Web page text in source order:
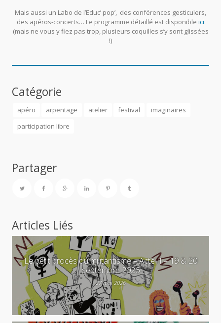
Mais aussi un Labo de l’Educ’ pop’, des conférences gesticulers,
des apéros-concerts… Le programme détaillé est disponible ici
(mais ne vous y fiez pas trop, plusieurs coquilles s’y sont glissées
!)
Catégorie
apéro arpentage atelier festival
imaginaires
participation libre
Partager
Articles Liés
Le petit procès du militantisme – Acte II – 19 & 20
septembre 2026
27 mai 2026